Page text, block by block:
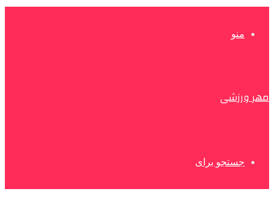
منو
مهر ورزشی
جستجو برای